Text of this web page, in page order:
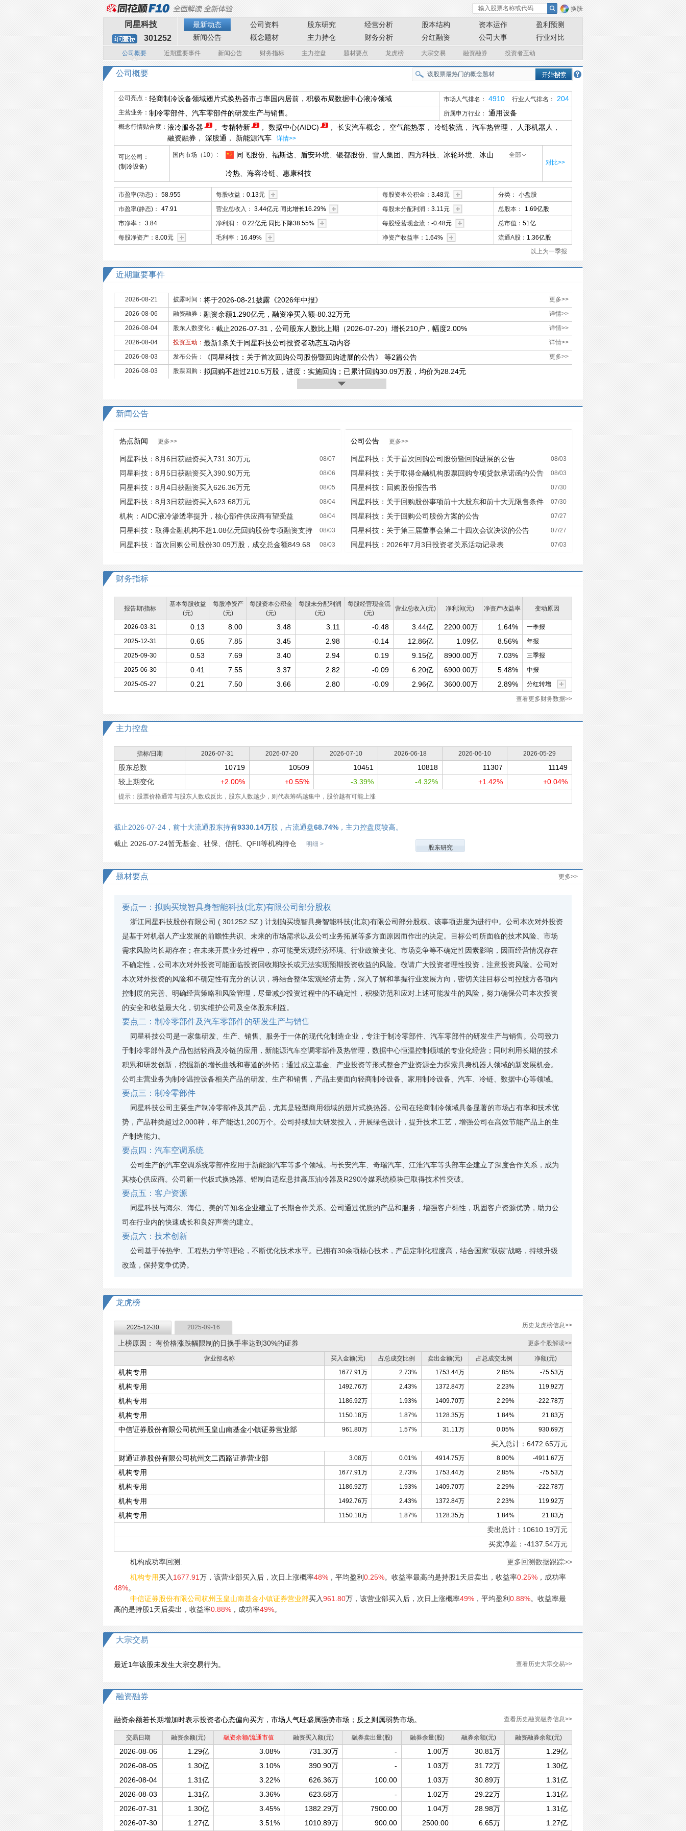
换肤
同星科技
301252
最新动态 公司资料 股东研究 经营分析 股本结构 资本运作
盈利预测
新闻公告
概念题材 主力持仓 财务分析 分红融资 公司大事 行业对比
公司概要 近期重要事件 新闻公告 财务指标 主力控盘 题材要点 龙虎榜 大宗交易 融资融券 投资者互动
公司概要
公司亮点： 轻商制冷设备领域翅片式换热器市占率国内居前，积极布局数据中心液冷领域 市场人气排名： 4910 行业人气排名： 204
主营业务： 制冷零部件、汽车零部件的研发生产与销售。 所属申万行业： 通用设备
概念行情贴合度： 液冷服务器 ， 专精特新 ， 数据中心(AIDC) ， 长安汽车概念 ， 空气能热泵 ， 冷链物流 ， 汽车热管理 ， 人形机器人 ，
融资融券 ， 深股通 ， 新能源汽车 详情>>
对比>>
可比公司：
(制冷设备)
国内市场（10） 全部
同飞股份 福斯达 盾安环境 银都股份 雪人集团 四方科技 冰轮环境 冰山
冷热 海容冷链 惠康科技
市盈率(动态)： 58.955 每股收益： 0.13元 每股资本公积金： 3.48元 分类：
小盘股
市盈率(静态)：
47.91 营业总收入： 3.44亿元 同比增长16.29% 每股未分配利润： 3.11元 总股本：
1.69亿股
市净率：
3.84 净利润： 0.22亿元 同比下降38.55% 每股经营现金流： -0.48元 总市值： 51亿
每股净资产： 8.00元 毛利率： 16.49% 净资产收益率： 1.64% 流通A股： 1.36亿股
以上为一季报
近期重要事件
2026-08-21 披露时间： 更多>>
将于2026-08-21披露《2026年中报》
2026-08-06 融资融券： 详情>>
融资余额1.290亿元，融资净买入额-80.32万元
2026-08-04 股东人数变化： 详情>>
截止2026-07-31，公司股东人数比上期（2026-07-20）增长210户，幅度2.00%
2026-08-04 投资互动： 详情>>
最新1条关于同星科技公司投资者动态互动内容
2026-08-03 发布公告： 更多>>
《同星科技：关于首次回购公司股份暨回购进展的公告》 等2篇公告
2026-08-03 股票回购： 拟回购不超过210.5万股，进度：实施回购；已累计回购30.09万股，均价为28.24元
新闻公告
热点新闻 更多>>
08/07
同星科技：8月6日获融资买入731.30万元
08/06
同星科技：8月5日获融资买入390.90万元
08/05
同星科技：8月4日获融资买入626.36万元
08/04
同星科技：8月3日获融资买入623.68万元
08/04
机构：AIDC液冷渗透率提升，核心部件供应商有望受益
08/03
同星科技：取得金融机构不超1.08亿元回购股份专项融资支持
08/03
同星科技：首次回购公司股份30.09万股，成交总金额849.68
公司公告 更多>>
08/03
同星科技：关于首次回购公司股份暨回购进展的公告
08/03
同星科技：关于取得金融机构股票回购专项贷款承诺函的公告
07/30
同星科技：回购股份报告书
07/30
同星科技：关于回购股份事项前十大股东和前十大无限售条件
股东持股情况的公告
07/27
同星科技：关于回购公司股份方案的公告
07/27
同星科技：关于第三届董事会第二十四次会议决议的公告
07/03
同星科技：2026年7月3日投资者关系活动记录表
财务指标
报告期\指标
基本每股收益
(元)
每股净资产
(元)
每股资本公积金
(元)
每股未分配利润
(元)
每股经营现金流
(元)
营业总收入(元) 净利润(元) 净资产收益率 变动原因
2026-03-31 0.13 8.00 3.48 3.11 -0.48 3.44亿 2200.00万 1.64%
一季报
2025-12-31
0.65 7.85 3.45 2.98 -0.14 12.86亿 1.09亿 8.56%
年报
2025-09-30
0.53 7.69 3.40 2.94 0.19 9.15亿 8900.00万 7.03%
三季报
2025-06-30
0.41 7.55 3.37 2.82 -0.09 6.20亿 6900.00万 5.48%
中报
2025-05-27
0.21 7.50 3.66 2.80 -0.09 2.96亿 3600.00万 2.89% 分红转增
查看更多财务数据>>
主力控盘
指标/日期 2026-07-31 2026-07-20 2026-07-10 2026-06-18 2026-06-10 2026-05-29
股东总数 10719 10509 10451 10818 11307
11149
较上期变化
+2.00% +0.55% -3.39% -4.32% +1.42% +0.04%
提示：股票价格通常与股东人数成反比，股东人数越少，则代表筹码越集中，股价越有可能上涨
截止2026-07-24，前十大流通股东持有9330.14万股，占流通盘68.74% ，主力控盘度较高。
截止 2026-07-24暂无基金、社保、信托、QFII等机构持仓 明细 > 股东研究
题材要点 更多>>
要点一：拟购买境智具身智能科技(北京)有限公司部分股权
浙江同星科技股份有限公司 ( 301252.SZ ) 计划购买境智具身智能科技(北京)有限公司部分股权。该事项进度为进行中。公司本次对外投资
是基于对机器人产业发展的前瞻性共识、未来的市场需求以及公司业务拓展等多方面原因而作出的决定。目标公司所面临的技术风险、市场
需求风险均长期存在；在未来开展业务过程中，亦可能受宏观经济环境、行业政策变化、市场竞争等不确定性因素影响，因而经营情况存在
不确定性，公司本次对外投资可能面临投资回收期较长或无法实现预期投资收益的风险。敬请广大投资者理性投资，注意投资风险。公司对
本次对外投资的风险和不确定性有充分的认识，将结合整体宏观经济走势，深入了解和掌握行业发展方向，密切关注目标公司控股方各项内
控制度的完善、明确经营策略和风险管理，尽量减少投资过程中的不确定性，积极防范和应对上述可能发生的风险，努力确保公司本次投资
的安全和收益最大化，切实维护公司及全体股东利益。
要点二：制冷零部件及汽车零部件的研发生产与销售
同星科技公司是一家集研发、生产、销售、服务于一体的现代化制造企业，专注于制冷零部件、汽车零部件的研发生产与销售。公司致力
于制冷零部件及产品包括轻商及冷链的应用，新能源汽车空调零部件及热管理，数据中心恒温控制领域的专业化经营；同时利用长期的技术
积累和研发创新，挖掘新的增长曲线和赛道的外拓；通过成立基金、产业投资等形式整合产业资源全力探索具身机器人领域的新发展机会。
公司主营业务为制冷温控设备相关产品的研发、生产和销售，产品主要面向轻商制冷设备、家用制冷设备、汽车、冷链、数据中心等领域。
要点三：制冷零部件
同星科技公司主要生产制冷零部件及其产品，尤其是轻型商用领域的翅片式换热器。公司在轻商制冷领域具备显著的市场占有率和技术优
势，产品种类超过2,000种，年产能达1,200万个。公司持续加大研发投入，开展绿色设计，提升技术工艺，增强公司在高效节能产品上的生
产制造能力。
要点四：汽车空调系统
公司生产的汽车空调系统零部件应用于新能源汽车等多个领域。与长安汽车、奇瑞汽车、江淮汽车等头部车企建立了深度合作关系，成为
其核心供应商。公司新一代板式换热器、铝制自适应悬挂高压油冷器及R290冷媒系统模块已取得技术性突破。
要点五：客户资源
同星科技与海尔、海信、美的等知名企业建立了长期合作关系。公司通过优质的产品和服务，增强客户黏性，巩固客户资源优势，助力公
司在行业内的快速成长和良好声誉的建立。
要点六：技术创新
公司基于传热学、工程热力学等理论，不断优化技术水平。已拥有30余项核心技术，产品定制化程度高，结合国家“双碳”战略，持续升级
改造，保持竞争优势。
龙虎榜
2025-12-30 2025-09-16 历史龙虎榜信息>>
上榜原因： 有价格涨跌幅限制的日换手率达到30%的证券 更多个股解读>>
营业部名称 买入金额(元) 占总成交比例 卖出金额(元) 占总成交比例 净额(元)
机构专用 1677.91万 2.73% 1753.44万 2.85% -75.53万
机构专用 1492.76万 2.43% 1372.84万 2.23% 119.92万
机构专用 1186.92万 1.93% 1409.70万 2.29% -222.78万
机构专用 1150.18万 1.87% 1128.35万 1.84% 21.83万
中信证券股份有限公司杭州玉皇山南基金小镇证券营业部 961.80万 1.57% 31.11万 0.05% 930.69万
买入总计： 6472.65万元
财通证券股份有限公司杭州文二西路证券营业部
3.08万 0.01% 4914.75万 8.00% -4911.67万
机构专用 1677.91万 2.73% 1753.44万 2.85% -75.53万
机构专用 1186.92万 1.93% 1409.70万 2.29% -222.78万
机构专用 1492.76万 2.43% 1372.84万 2.23% 119.92万
机构专用 1150.18万 1.87% 1128.35万 1.84% 21.83万
卖出总计： 10610.19万元
买卖净差： -4137.54万元
更多回测数据跟踪>>
机构成功率回测:
机构专用买入 1677.91万，该营业部买入后，次日上涨概率48% ，平均盈利 0.25%。收益率最高的是持股1天后卖出，收益率0.25% ，成功率
48%。
中信证券股份有限公司杭州玉皇山南基金小镇证券营业部买入961.80万，该营业部买入后，次日上涨概率49% ，平均盈利 0.88%。收益率最
高的是持股1天后卖出，收益率0.88% ，成功率49%。
大宗交易
查看历史大宗交易>>
最近1年该股未发生大宗交易行为。
融资融券
查看历史融资融券信息>>
融资余额若长期增加时表示投资者心态偏向买方，市场人气旺盛属强势市场；反之则属弱势市场。
交易日期 融资余额(元) 融资余额/流通市值 融资买入额(元) 融券卖出量(股) 融券余量(股) 融券余额(元) 融资融券余额(元)
2026-08-06 1.29亿 3.08% 731.30万 - 1.00万 30.81万
1.29亿
2026-08-05
1.30亿 3.10% 390.90万 - 1.03万 31.72万
1.30亿
2026-08-04
1.31亿 3.22% 626.36万 100.00 1.03万 30.89万
1.31亿
2026-08-03
1.31亿 3.36% 623.68万 - 1.02万 29.22万
1.31亿
2026-07-31
1.30亿 3.45% 1382.29万 7900.00 1.04万 28.98万
1.31亿
2026-07-30
1.27亿 3.51% 1010.89万 900.00 2500.00 6.65万 1.27亿